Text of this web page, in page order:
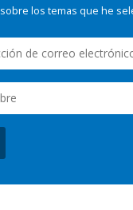
los temas que he